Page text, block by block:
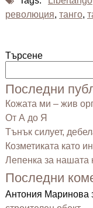
революция, танго,
Търсене
Последни
Кожата ми – жив
От А до Я
Тънък силует,
Козметиката като
Лепенка за нашата
Последни
Антония Маринова